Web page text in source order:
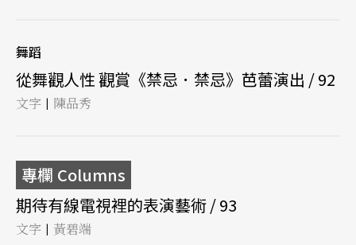
舞蹈
從舞觀人性 觀賞《禁忌．禁忌》芭蕾演出 / 92
文字 | 陳品秀
專欄 Columns
期待有線電視裡的表演藝術 / 93
文字 | 黃碧端